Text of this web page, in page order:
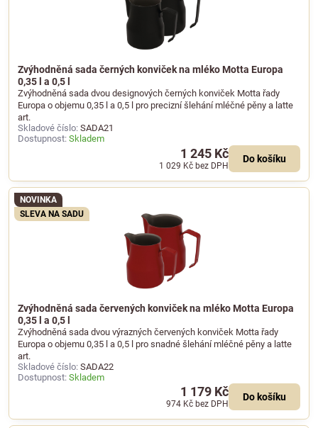
Zvýhodněná sada černých konviček na mléko Motta Europa
0,35 l a 0,5 l
Zvýhodněná sada dvou designových černých konviček Motta řady
Europa o objemu 0,35 l a 0,5 l pro precizní šlehání mléčné pěny a latte
art.
Skladové číslo: SADA21
Dostupnost: Skladem
1 245 Kč
1 029 Kč bez DPH
Do košíku
Zvýhodněná sada červených konviček na mléko Motta Europa
0,35 l a 0,5 l
NOVINKA
SLEVA NA SADU
Zvýhodněná sada dvou výrazných červených konviček Motta řady
Europa o objemu 0,35 l a 0,5 l pro snadné šlehání mléčné pěny a latte
art.
Skladové číslo: SADA22
Dostupnost: Skladem
1 179 Kč
974 Kč bez DPH
Do košíku